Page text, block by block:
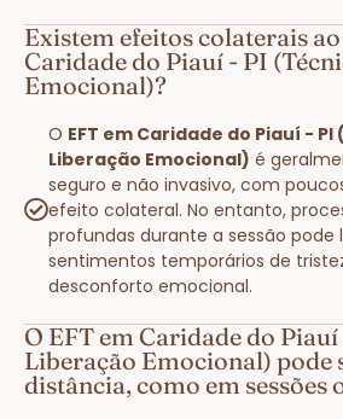
Existem efeitos colaterais
Caridade do Piauí - PI
Emocional)?
O EFT em Caridade do Piauí -
Liberação Emocional) é
seguro e não invasivo, com
efeito colateral. No entanto,
profundas durante a sessão pode
sentimentos temporários de
desconforto emocional.
O EFT em Caridade do
Liberação Emocional) pode
distância, como em sessões